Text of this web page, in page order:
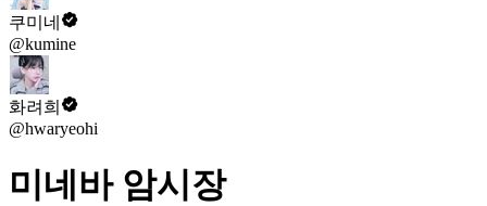
쿠미네
@kumine
화려희
@hwaryeohi
미네바 암시장